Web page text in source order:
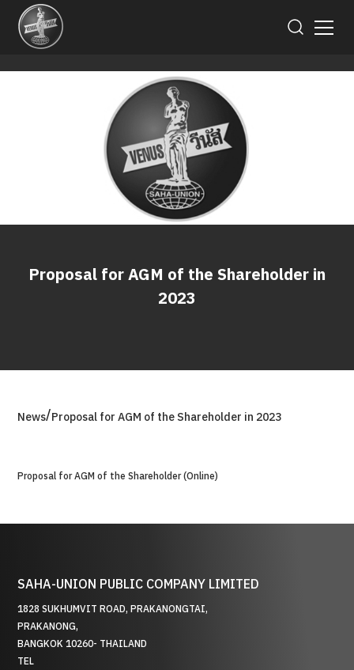
Proposal for AGM of the Shareholder in
2023
News/Proposal for AGM of the Shareholder in 2023
Proposal for AGM of the Shareholder (Online)
SAHA-UNION PUBLIC COMPANY LIMITED
1828 SUKHUMVIT ROAD, PRAKANONGTAI,
PRAKANONG,
BANGKOK 10260- THAILAND
TEL